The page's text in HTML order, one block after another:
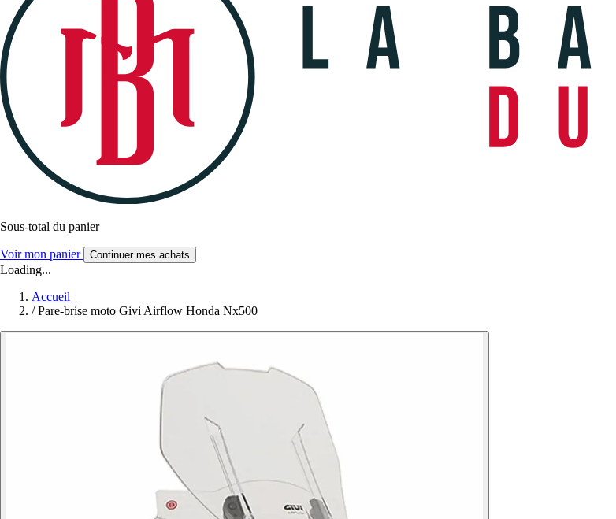
Sous-total du panier
Voir mon panier Continuer mes achats
Loading...
Accueil
/ Pare-brise moto Givi Airflow Honda Nx500